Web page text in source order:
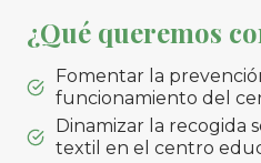
¿Qué queremos
Fomentar la
funcionamiento del
Dinamizar la recogida
textil en el centro